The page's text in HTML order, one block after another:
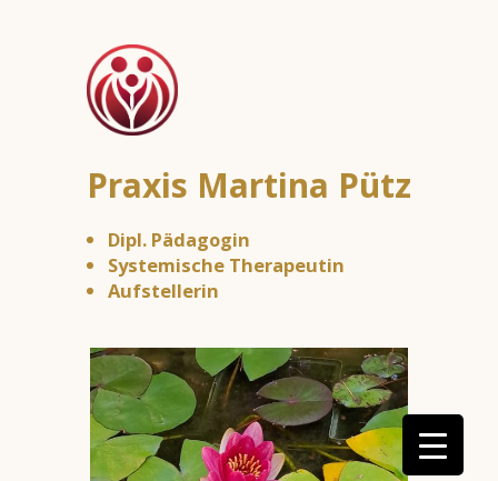
Praxis Martina Pütz
Dipl. Päd­ago­gin
Sys­te­mi­sche Therapeutin
Auf­stel­le­rin